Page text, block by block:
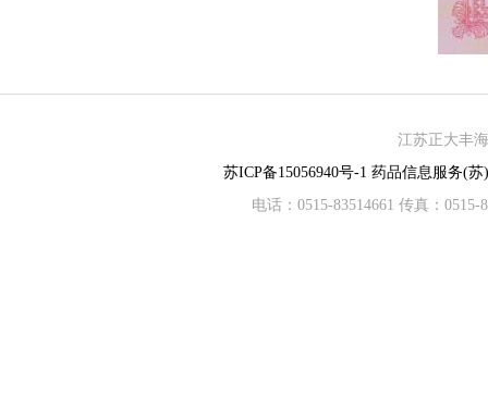
江苏正大丰
苏ICP备15056940号-1 药品信息服务(苏
电话：0515-83514661 传真：